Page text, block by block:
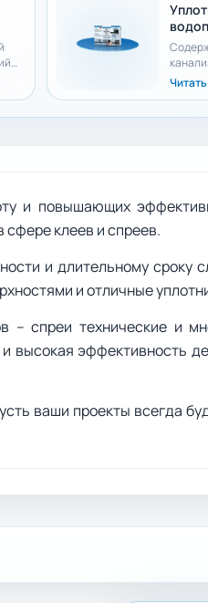
труб
Читать
и повышающих
клеев и спреев.
и длительному сроку
и отличные
– спреи технические и
высокая эффективность
ваши проекты всегда